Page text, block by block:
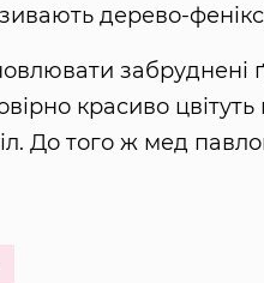
дерево-
забруднені
красиво цвітуть
До того ж мед